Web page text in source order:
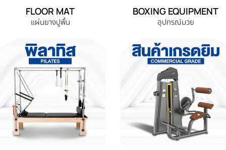
FLOOR MAT
แผ่นยางปูพื้น
BOXING EQUIPMENT
อุปกรณ์มวย